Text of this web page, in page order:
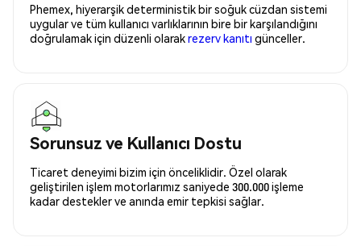
Phemex, hiyerarşik deterministik bir soğuk cüzdan sistemi
uygular ve tüm kullanıcı varlıklarının bire bir karşılandığını
doğrulamak için düzenli olarakrezerv kanıtı günceller.
Sorunsuz ve Kullanıcı Dostu
Ticaret deneyimi bizim için önceliklidir. Özel olarak
geliştirilen işlem motorlarımız saniyede 300.000 işleme
kadar destekler ve anında emir tepkisi sağlar.